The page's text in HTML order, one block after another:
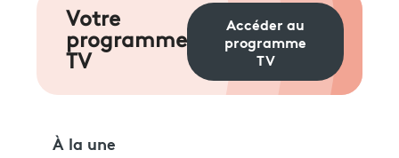
Votre
programme
TV
Accéder au
programme
TV
À la une